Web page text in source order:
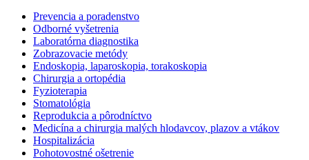
Prevencia a poradenstvo
Odborné vyšetrenia
Laboratórna diagnostika
Zobrazovacie metódy
Endoskopia, laparoskopia, torakoskopia
Chirurgia a ortopédia
Fyzioterapia
Stomatológia
Reprodukcia a pôrodníctvo
Medicína a chirurgia malých hlodavcov, plazov a vtákov
Hospitalizácia
Pohotovostné ošetrenie